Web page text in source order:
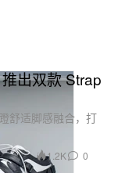
出双款 Strap
舒适脚感融合，打
1.2K 0